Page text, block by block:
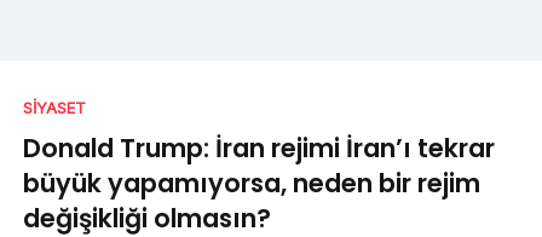
SIYASET
Donald Trump: İran rejimi İran’ı tekrar
büyük yapamıyorsa, neden bir rejim
değişikliği olmasın?